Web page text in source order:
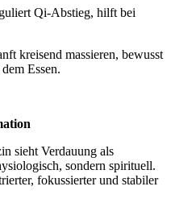
Qi-Abstieg, hilft bei
kreisend massieren, bewusst
Essen.
sieht Verdauung als
sondern spirituell.
fokussierter und stabiler